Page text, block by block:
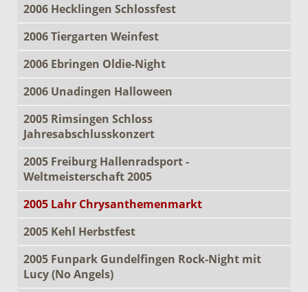
2006 Hecklingen Schlossfest
2006 Tiergarten Weinfest
2006 Ebringen Oldie-Night
2006 Unadingen Halloween
2005 Rimsingen Schloss
Jahresabschlusskonzert
2005 Freiburg Hallenradsport -
Weltmeisterschaft 2005
2005 Lahr Chrysanthemenmarkt
2005 Kehl Herbstfest
2005 Funpark Gundelfingen Rock-Night mit
Lucy (No Angels)